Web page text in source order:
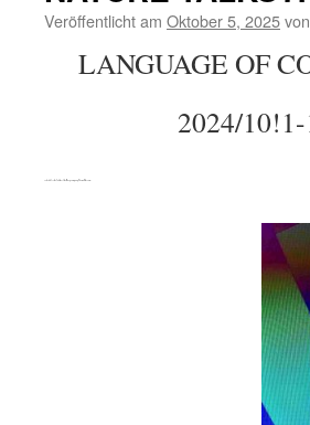
Veröffentlicht am Oktober 5, 2025von
LANGUAGE OF
2024/